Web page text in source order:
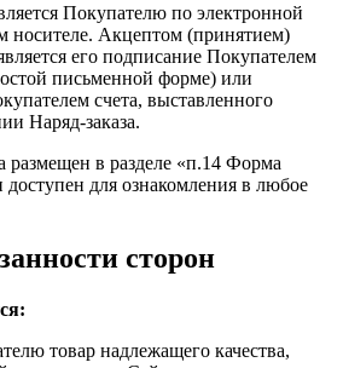
Покупателю по электронной
носителе. Акцептом (принятием)
его подписание Покупателем
письменной форме) или
счета, выставленного
Наряд-заказа.
размещен в разделе «п.14 Форма
доступен для ознакомления в любое
сторон
товар надлежащего качества,